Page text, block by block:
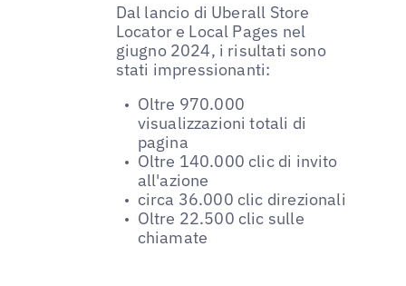
Dal lancio di Uberall Store
Locator e Local Pages nel
giugno 2024, i risultati sono
stati impressionanti:
Oltre 970.000
visualizzazioni totali di
pagina
Oltre 140.000 clic di invito
all'azione
circa 36.000 clic direzionali
Oltre 22.500 clic sulle
chiamate